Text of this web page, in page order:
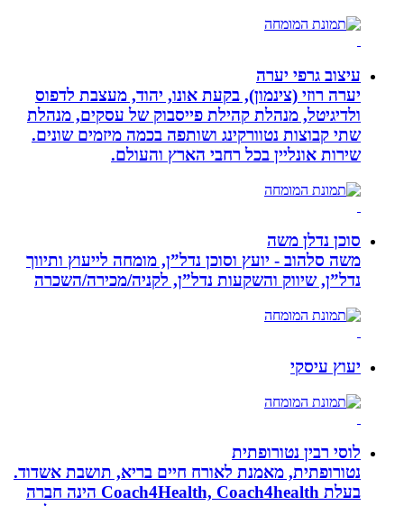
עיצוב גרפי יערה
יערה רוזי (צינמון), בקעת אונו, יהוד, מעצבת לדפוס
ולדיגיטל, מנהלת קהילת פייסבוק של עסקים, מנהלת
שתי קבוצות נטוורקינג ושותפה בכמה מיזמים שונים.
שירות אונליין בכל רחבי הארץ והעולם.
סוכן נדלן משה
משה סלהוב - יועץ וסוכן נדל”ן, מומחה לייעוץ ותיווך
נדל”ן, שיווק והשקעות נדל”ן, לקניה/מכירה/השכרה
יעוץ עיסקי
לוסי רבין נטורופתית
נטורופתית, מאמנת לאורח חיים בריא, תושבת אשדוד.
בעלת Coach4Health, Coach4health הינה חברה